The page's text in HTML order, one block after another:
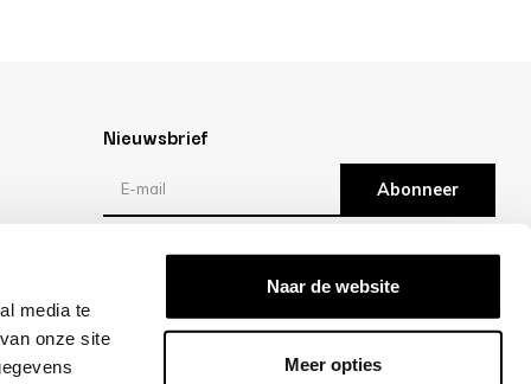
media te
onze site
Naar de website
Meer opties
Nieuwsbrief
Abonneer
Reviews
/10 -klantbeoordelingen